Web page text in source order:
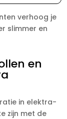
verhoog je
slimmer en
en
in elektra-
zijn met de